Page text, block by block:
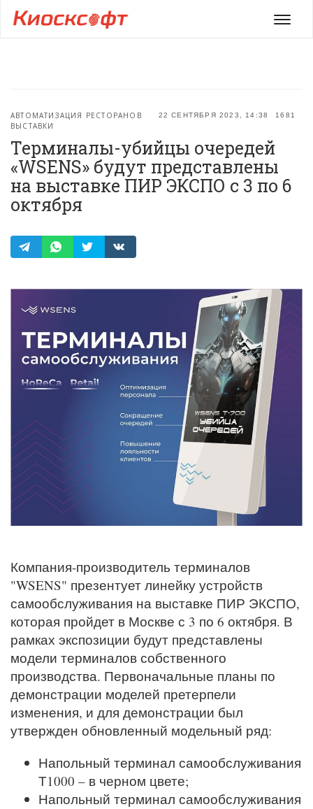
Меню
22 СЕНТЯБРЯ 2023, 14:38 1681
АВТОМАТИЗАЦИЯ РЕСТОРАНОВ
ВЫСТАВКИ
Терминалы-убийцы очередей
«WSENS» будут представлены
на выставке ПИР ЭКСПО с 3 по 6
октября
Компания-производитель терминалов
"WSENS" презентует линейку устройств
самообслуживания на выставке ПИР ЭКСПО,
которая пройдет в Москве с 3 по 6 октября. В
рамках экспозиции будут представлены
модели терминалов собственного
производства. Первоначальные планы по
демонстрации моделей претерпели
изменения, и для демонстрации был
утвержден обновленный модельный ряд:
Напольный терминал самообслуживания
Т1000 – в черном цвете;
Напольный терминал самообслуживания